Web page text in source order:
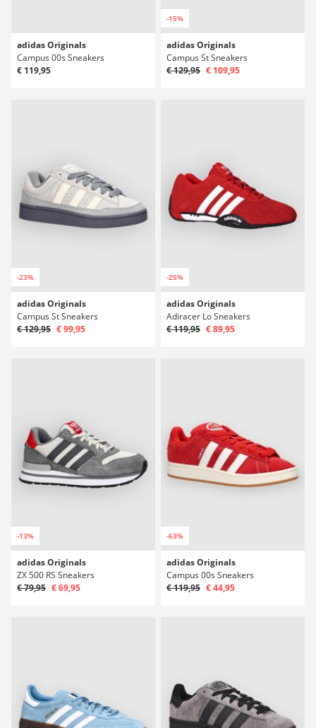
adidas Originals
Campus 00s Sneakers
€ 119,95
-15%
adidas Originals
Campus St Sneakers
€ 129,95 € 109,95
-23%
adidas Originals
Campus St Sneakers
€ 129,95 € 99,95
-25%
adidas Originals
Adiracer Lo Sneakers
€ 119,95 € 89,95
-13%
adidas Originals
ZX 500 RS Sneakers
€ 79,95 € 69,95
-63%
adidas Originals
Campus 00s Sneakers
€ 119,95 € 44,95